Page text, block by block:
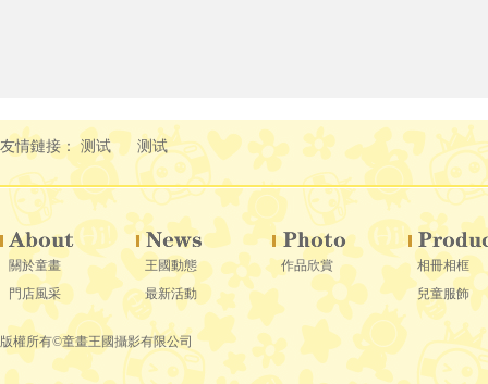
友情鏈接：测试 测试
關於童畫
門店風采
王國動態
最新活動
作品欣賞
相冊相框
兒童服飾
版權所有©童畫王國攝影有限公司